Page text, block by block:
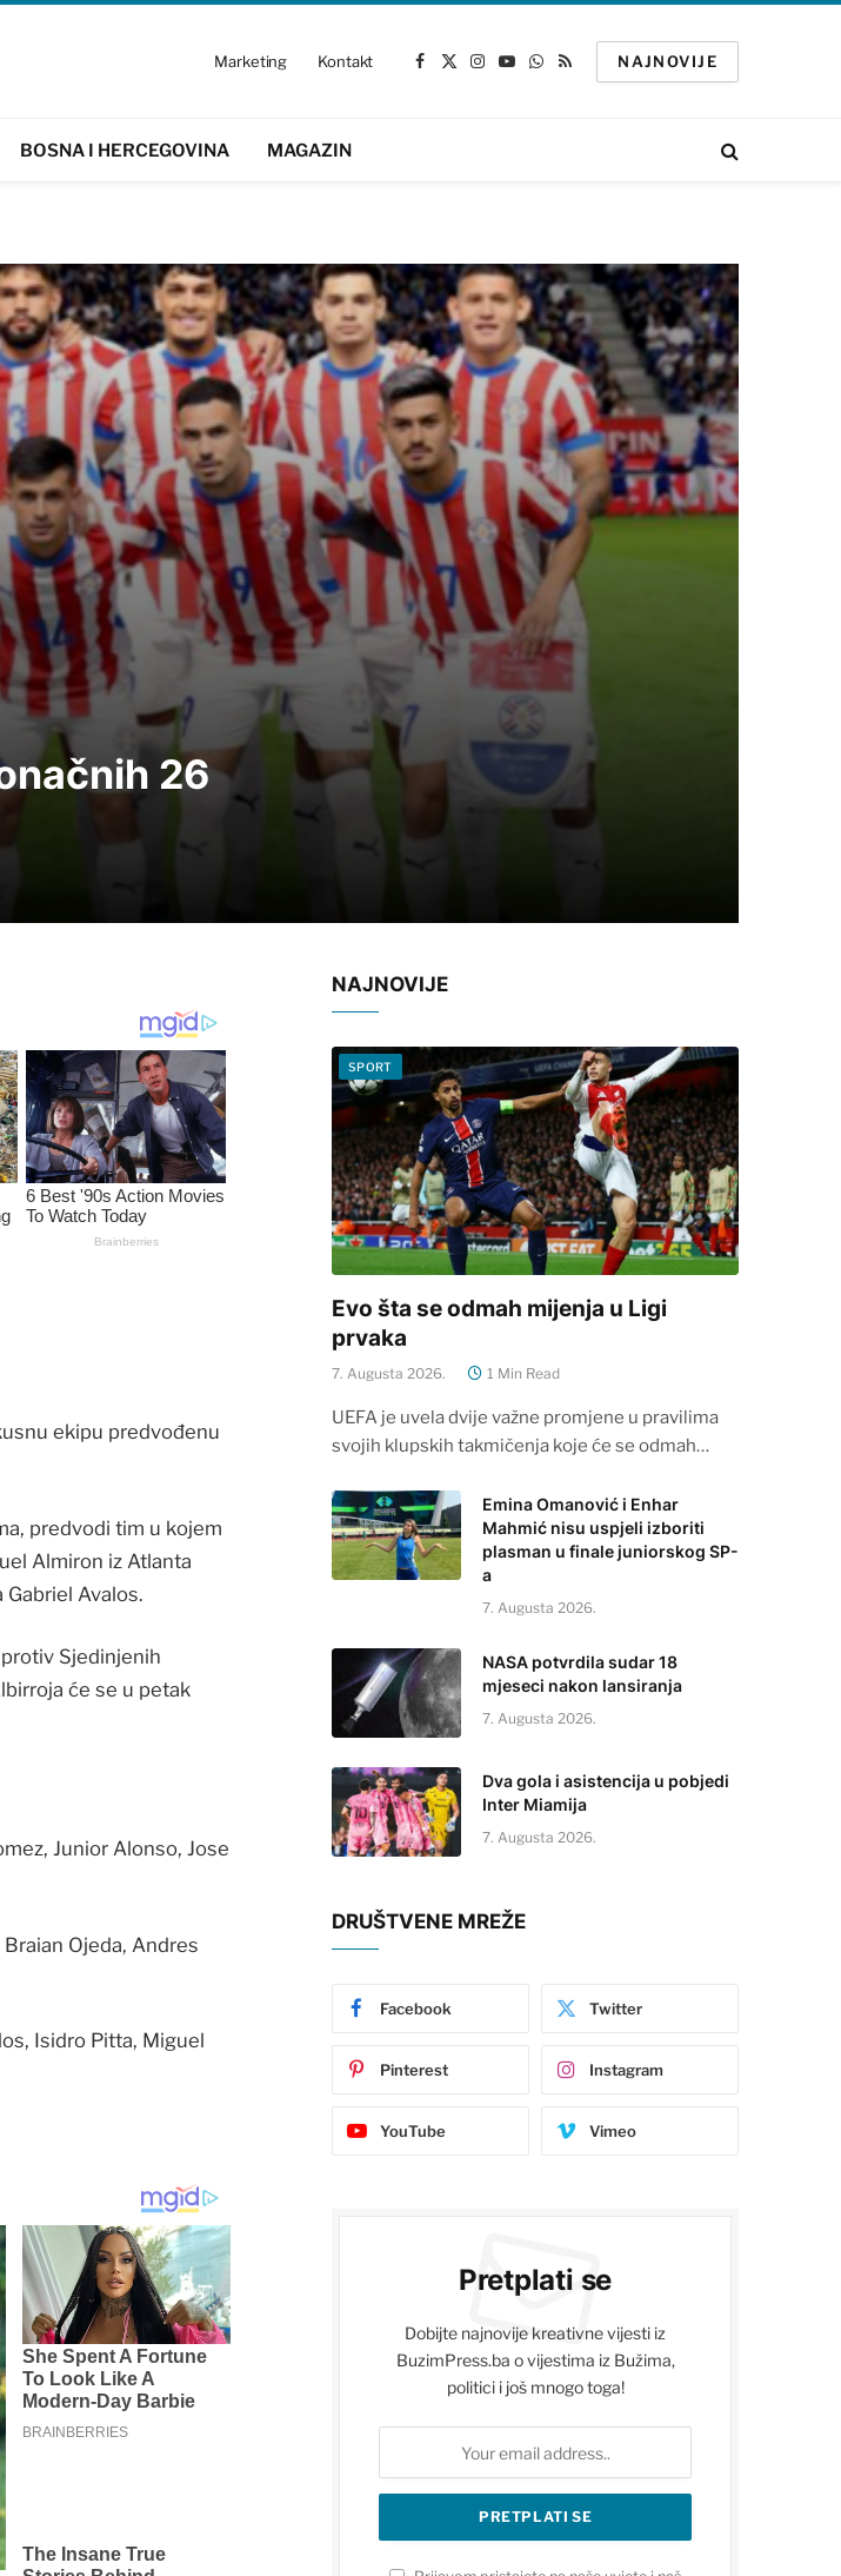
Marketing Kontakt
Facebook
X
Instagram
YouTube
WhatsApp
RSS
NAJNOVIJE
BOSNA I HERCEGOVINA MAGAZIN
26
ekipu predvođenu
predvodi tim u kojem
Almiron iz Atlanta
A​valos.
Sjedinjenih
će se u petak
Junior Alonso, Jose
Ojeda, Andres
Isidro Pitta, Miguel
NAJNOVIJE
SPORT
Evo šta se odmah mijenja u Ligi
prvaka
7. Augusta 2026. 1 Min Read
UEFA je uvela dvije važne promjene u pravilima
svojih klupskih takmičenja koje će se odmah…
Emina Omanović i Enhar
Mahmić nisu uspjeli izboriti
plasman u finale juniorskog SP-
a
7. Augusta 2026.
NASA potvrdila sudar 18
mjeseci nakon lansiranja
7. Augusta 2026.
Dva gola i asistencija u pobjedi
Inter Miamija
7. Augusta 2026.
DRUŠTVENE MREŽE
Facebook Twitter
Pinterest Instagram
YouTube Vimeo
Pretplati se
Dobijte najnovije kreativne vijesti iz
BuzimPress.ba o vijestima iz Bužima,
politici i još mnogo toga!